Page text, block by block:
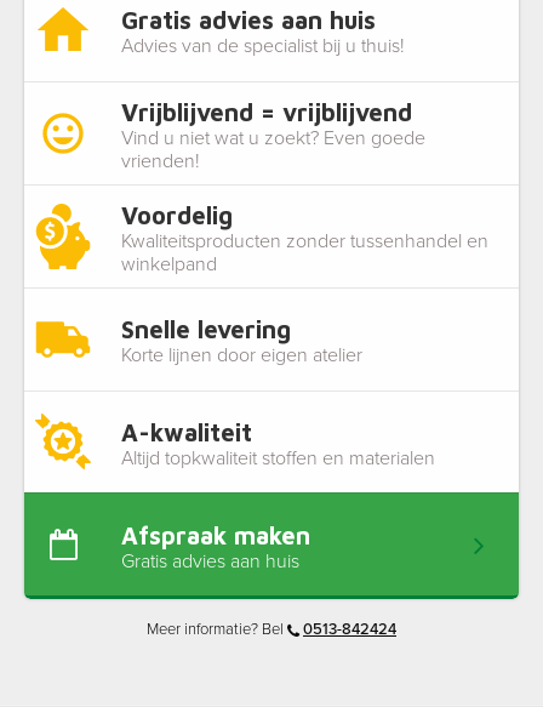
Gratis advies aan huis
Advies van de specialist bij u thuis!
Vrijblijvend = vrijblijvend
Vind u niet wat u zoekt? Even goede
vrienden!
Voordelig
Kwaliteitsproducten zonder tussenhandel en
winkelpand
Snelle levering
Korte lijnen door eigen atelier
A-kwaliteit
Altijd topkwaliteit stoffen en materialen
Afspraak maken
Gratis advies aan huis
Meer informatie? Bel 0513-842424